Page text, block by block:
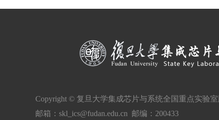
Copyright © 复旦大学集成芯片与系统全国重点实验
邮箱：skl_ics@fudan.edu.cn 邮编：200433